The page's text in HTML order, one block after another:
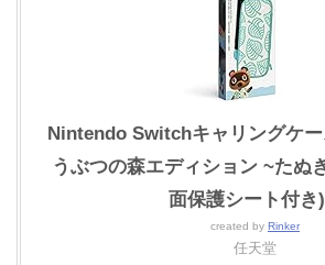
Nintendo Switchキャリングケ
うぶつの森エディション ~たぬ
面保護シート付き)
created by Rinker
任天堂